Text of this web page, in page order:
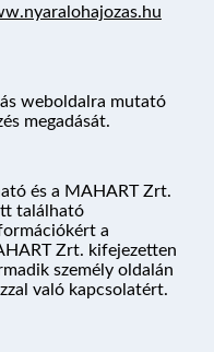
weboldalra mutató
megadását.
és a MAHART Zrt.
található
a
Zrt. kifejezetten
személy oldalán
való kapcsolatért.